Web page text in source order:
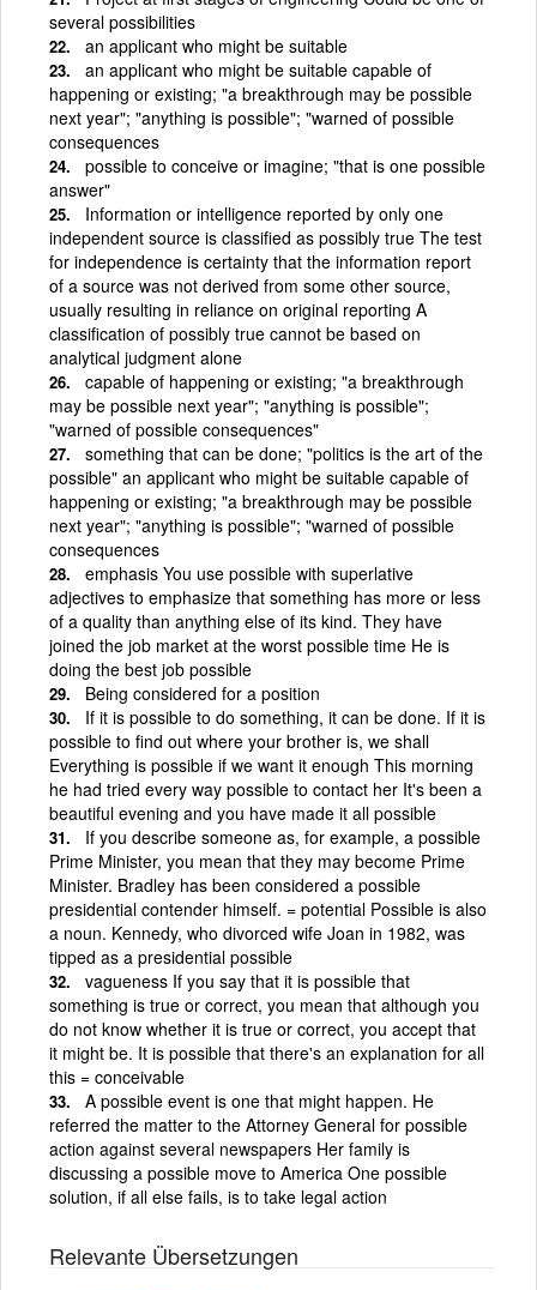
several possibilities
an applicant who might be suitable
an applicant who might be suitable capable of
happening or existing; "a breakthrough may be possible
next year"; "anything is possible"; "warned of possible
consequences
possible to conceive or imagine; "that is one possible
answer"
Information or intelligence reported by only one
independent source is classified as possibly true The test
for independence is certainty that the information report
of a source was not derived from some other source,
usually resulting in reliance on original reporting A
classification of possibly true cannot be based on
analytical judgment alone
capable of happening or existing; "a breakthrough
may be possible next year"; "anything is possible";
"warned of possible consequences"
something that can be done; "politics is the art of the
possible" an applicant who might be suitable capable of
happening or existing; "a breakthrough may be possible
next year"; "anything is possible"; "warned of possible
consequences
emphasis You use possible with superlative
adjectives to emphasize that something has more or less
of a quality than anything else of its kind. They have
joined the job market at the worst possible time He is
doing the best job possible
Being considered for a position
If it is possible to do something, it can be done. If it is
possible to find out where your brother is, we shall
Everything is possible if we want it enough This morning
he had tried every way possible to contact her It's been a
beautiful evening and you have made it all possible
If you describe someone as, for example, a possible
Prime Minister, you mean that they may become Prime
Minister. Bradley has been considered a possible
presidential contender himself. = potential Possible is also
a noun. Kennedy, who divorced wife Joan in 1982, was
tipped as a presidential possible
vagueness If you say that it is possible that
something is true or correct, you mean that although you
do not know whether it is true or correct, you accept that
it might be. It is possible that there's an explanation for all
this = conceivable
A possible event is one that might happen. He
referred the matter to the Attorney General for possible
action against several newspapers Her family is
discussing a possible move to America One possible
solution, if all else fails, is to take legal action
Relevante Übersetzungen